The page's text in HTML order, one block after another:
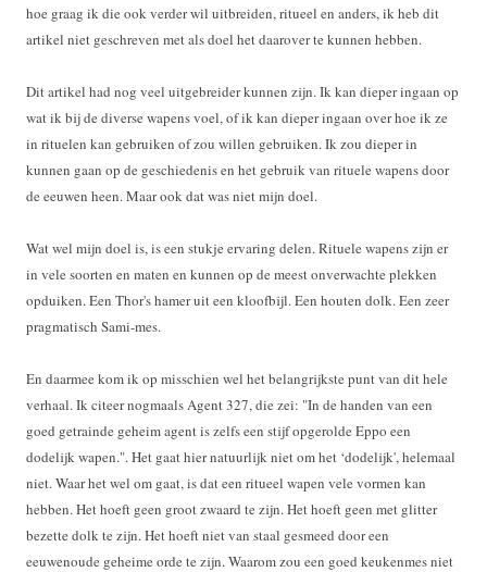
hoe graag ik die ook verder wil uitbreiden, ritueel en anders, ik heb dit
artikel niet geschreven met als doel het daarover te kunnen hebben.
Dit artikel had nog veel uitgebreider kunnen zijn. Ik kan dieper ingaan op
wat ik bij de diverse wapens voel, of ik kan dieper ingaan over hoe ik ze
in rituelen kan gebruiken of zou willen gebruiken. Ik zou dieper in
kunnen gaan op de geschiedenis en het gebruik van rituele wapens door
de eeuwen heen. Maar ook dat was niet mijn doel.
Wat wel mijn doel is, is een stukje ervaring delen. Rituele wapens zijn er
in vele soorten en maten en kunnen op de meest onverwachte plekken
opduiken. Een Thor's hamer uit een kloofbijl. Een houten dolk. Een zeer
pragmatisch Sami-mes.
En daarmee kom ik op misschien wel het belangrijkste punt van dit hele
verhaal. Ik citeer nogmaals Agent 327, die zei: "In de handen van een
goed getrainde geheim agent is zelfs een stijf opgerolde Eppo een
dodelijk wapen.". Het gaat hier natuurlijk niet om het ‘dodelijk', helemaal
niet. Waar het wel om gaat, is dat een ritueel wapen vele vormen kan
hebben. Het hoeft geen groot zwaard te zijn. Het hoeft geen met glitter
bezette dolk te zijn. Het hoeft niet van staal gesmeed door een
eeuwenoude geheime orde te zijn. Waarom zou een goed keukenmes niet